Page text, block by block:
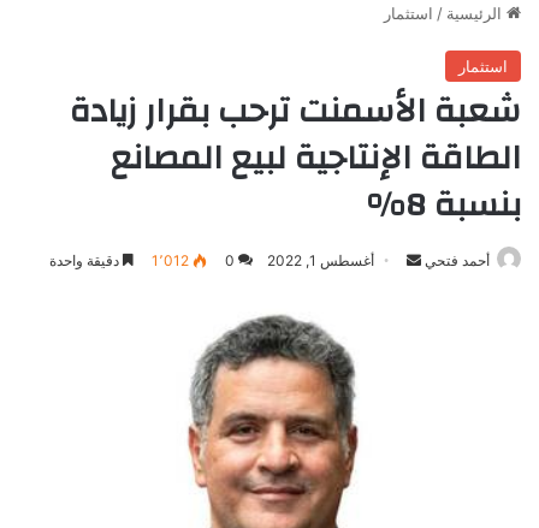
الرئيسية / استثمار
استثمار
شعبة الأسمنت ترحب بقرار زيادة
الطاقة الإنتاجية لبيع المصانع
بنسبة 8%
أحمد فتحي
أرسل أغسطس 1, 2022 0 1٬012 دقيقة واحدة